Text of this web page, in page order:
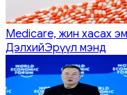
Medicare, жин хасах
ДэлхийЭрүүл мэнд